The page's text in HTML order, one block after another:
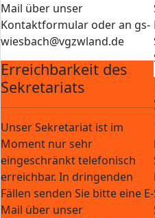
Mail über unser
Kontaktformular oder an gs-
wiesbach@vgzwland.de
Erreichbarkeit des
Sekretariats
Unser Sekretariat ist im
Moment nur sehr
eingeschränkt telefonisch
erreichbar. In dringenden
Fällen senden Sie bitte eine E-
Mail über unser